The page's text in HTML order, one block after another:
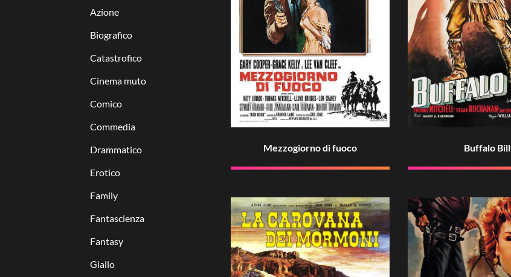
Azione
Biografico
Catastrofico
Cinema muto
Comico
Commedia
Drammatico
Erotico
Family
Fantascienza
Fantasy
Giallo
Mezzogiorno di fuoco Buffalo Bill